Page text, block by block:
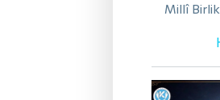
Millî Birlik